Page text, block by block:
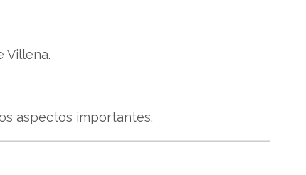
Villena.
aspectos importantes.